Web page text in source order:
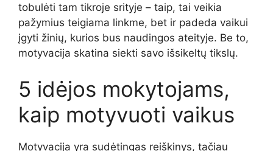
tobulėti tam tikroje srityje – taip, tai veikia
pažymius teigiama linkme, bet ir padeda vaikui
įgyti žinių, kurios bus naudingos ateityje. Be to,
motyvacija skatina siekti savo išsikeltų tikslų.
5 idėjos mokytojams,
kaip motyvuoti vaikus
Motyvacija yra sudėtingas reiškinys, tačiau